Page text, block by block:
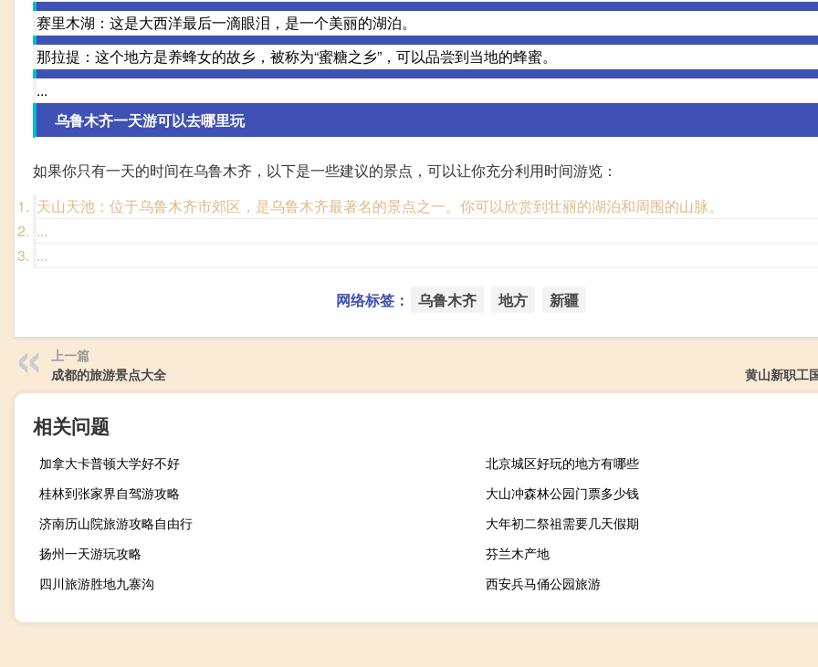
赛里木湖：这是大西洋最后一滴眼泪，是一个美丽的湖泊。
那拉提：这个地方是养蜂女的故乡，被称为“蜜糖之乡”，可以品尝到当地的蜂蜜。
...
乌鲁木齐一天游可以去哪里玩
如果你只有一天的时间在乌鲁木齐，以下是一些建议的景点，可以让你充分利用时间游览：
天山天池：位于乌鲁木齐市郊区，是乌鲁木齐最著名的景点之一。你可以欣赏到壮丽的湖泊和周围的山脉。
...
...
网络标签： 乌鲁木齐 地方 新疆
上一篇
成都的旅游景点大全
黄山新职工
相关问题
加拿大卡普顿大学好不好
北京城区好玩的地方有哪些
桂林到张家界自驾游攻略
大山冲森林公园门票多少钱
济南历山院旅游攻略自由行
大年初二祭祖需要几天假期
扬州一天游玩攻略
芬兰木产地
四川旅游胜地九寨沟
西安兵马俑公园旅游